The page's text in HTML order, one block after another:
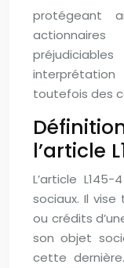
protégeant
toutefois des
l’article
L’article
sociaux. Il
ou crédits
son objet
cette